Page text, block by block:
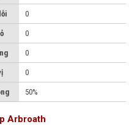
0
0
0
0
50%
Arbroath